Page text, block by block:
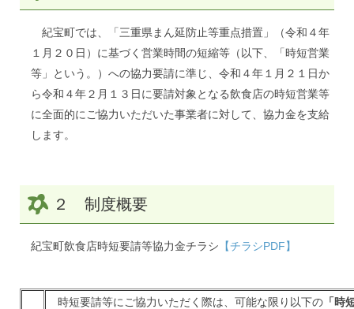
紀宝町では、「三重県まん延防止等重点措置」（令和４年
１月２０日）に基づく営業時間の短縮等（以下、「時短営業
等」という。）への協力要請に準じ、令和４年１月２１日か
ら令和４年２月１３日に要請対象となる飲食店の時短営業等
に全面的にご協力いただいた事業者に対して、協力金を支給
します。
２ 制度概要
紀宝町飲食店時短要請等協力金チラシ 【チラシPDF】
時短要請等にご協力いただく際は、可能な限り以下の 「時